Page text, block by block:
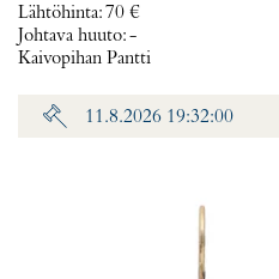
Lähtöhinta:70 €
Johtava huuto:-
Kaivopihan Pantti
11.8.2026 19:32:00